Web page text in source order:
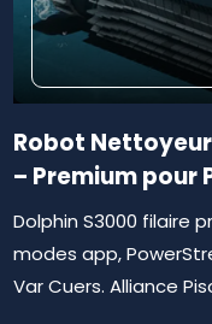
Robot Nettoyeur
– Premium pour
Dolphin S3000 filaire
modes app,
Var Cuers. Alliance